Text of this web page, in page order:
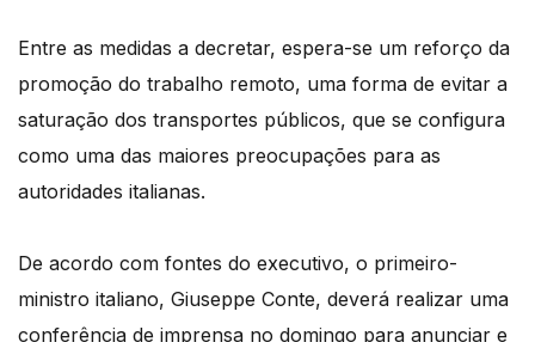
Entre as medidas a decretar, espera-se um reforço da
promoção do trabalho remoto, uma forma de evitar a
saturação dos transportes públicos, que se configura
como uma das maiores preocupações para as
autoridades italianas.
De acordo com fontes do executivo, o primeiro-
ministro italiano, Giuseppe Conte, deverá realizar uma
conferência de imprensa no domingo para anunciar e